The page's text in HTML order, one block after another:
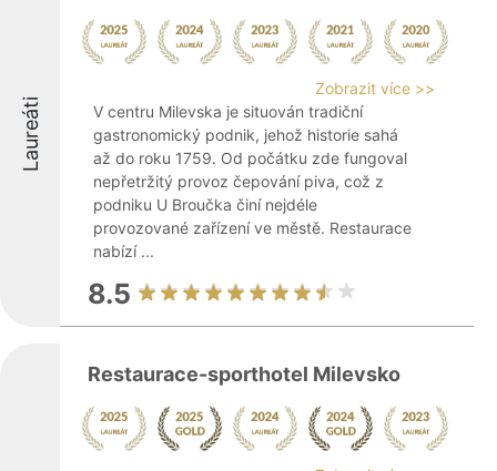
Laureáti
Zobrazit více >>
V centru Milevska je situován tradiční
gastronomický podnik, jehož historie sahá
až do roku 1759. Od počátku zde fungoval
nepřetržitý provoz čepování piva, což z
podniku U Broučka činí nejdéle
provozované zařízení ve městě. Restaurace
nabízí ...
8.5
Restaurace-sporthotel Milevsko